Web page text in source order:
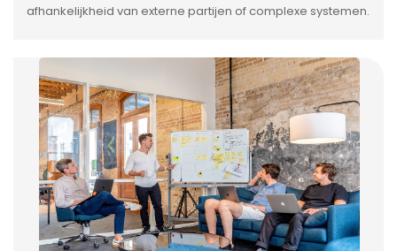
afhankelijkheid van externe partijen of complexe systemen.